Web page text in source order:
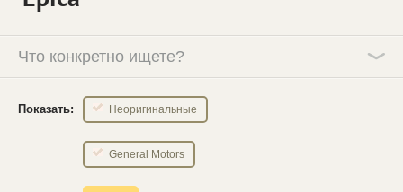
Что конкретно ищете?
Показать: Неоригинальные
General Motors